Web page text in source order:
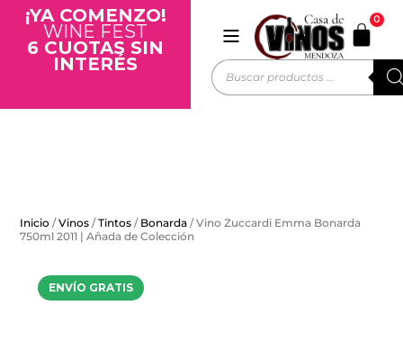
¡YA COMENZO!
WINE FEST
6 CUOTAS SIN
INTERÉS
0
ENVÍO GRATIS
Inicio /Vinos /Tintos / Bonarda / Vino Zuccardi Emma Bonarda
750ml 2011 | Añada de Colección